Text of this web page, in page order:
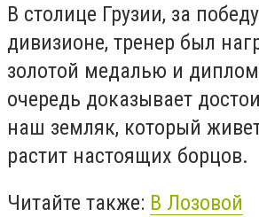
В столице Грузии, за
дивизионе, тренер был
золотой медалью и
очередь доказывает
наш земляк, который
растит настоящих борцов.
Читайте также: В Лозовой